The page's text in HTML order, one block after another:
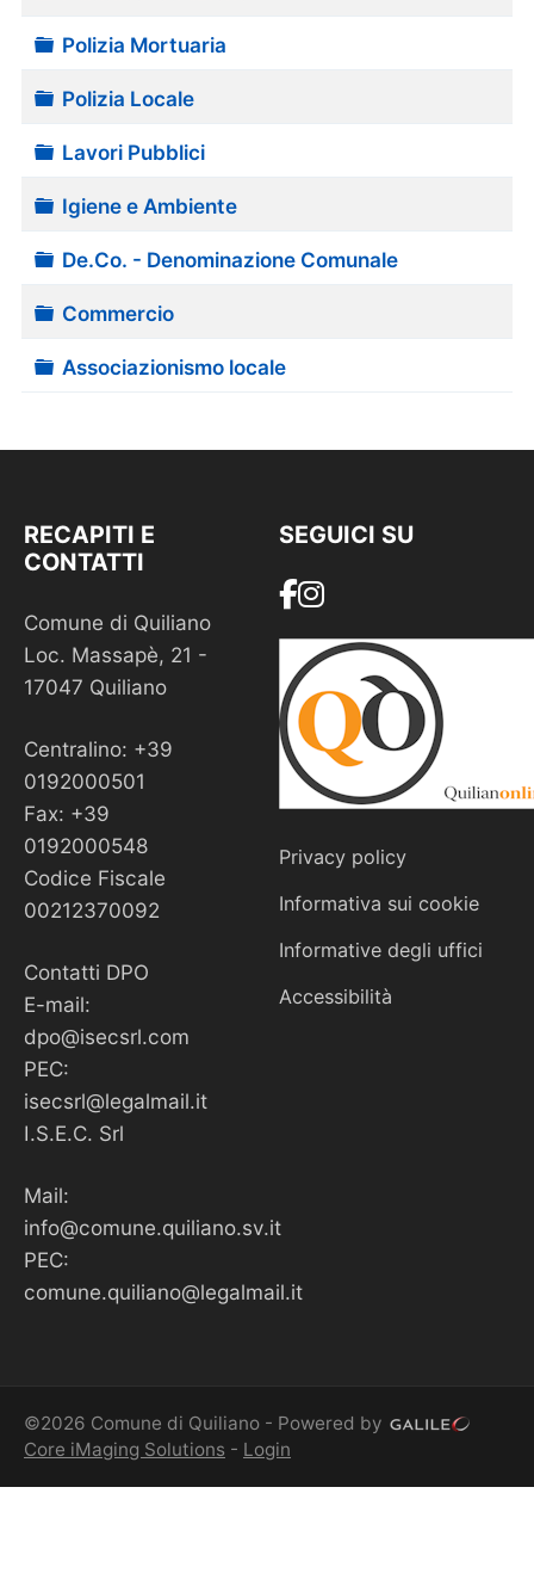
Cartella
Polizia Mortuaria
Cartella
Polizia Locale
Cartella
Lavori Pubblici
Cartella
Igiene e Ambiente
Cartella
De.Co. - Denominazione Comunale
Cartella
Commercio
Cartella
Associazionismo locale
RECAPITI E
CONTATTI
Comune di Quiliano
Loc. Massapè, 21 -
17047 Quiliano
Centralino: +39
0192000501
Fax: +39
0192000548
Codice Fiscale
00212370092
Contatti DPO
E-mail:
dpo@isecsrl.com
PEC:
isecsrl@legalmail.it
I.S.E.C. Srl
Mail:
info@comune.quiliano.sv.it
PEC:
comune.quiliano@legalmail.it
SEGUICI SU
Privacy policy
Informativa sui cookie
Informative degli uffici
Accessibilità
©2026 Comune di Quiliano - Powered by
Core iMaging Solutions - Login